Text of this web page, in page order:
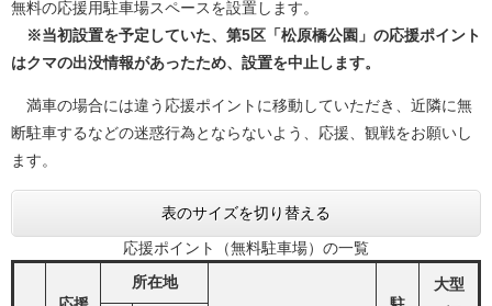
無料の応援用駐車場スペースを設置します。
※当初設置を予定していた、第5区「松原橋公園」の応援ポイント
はクマの出没情報があったため、設置を中止します。
満車の場合には違う応援ポイントに移動していただき、近隣に無
断駐車するなどの迷惑行為とならないよう、応援、観戦をお願いし
ます。
表のサイズを切り替える
応援ポイント（無料駐車場）の一覧​
所在地
大型